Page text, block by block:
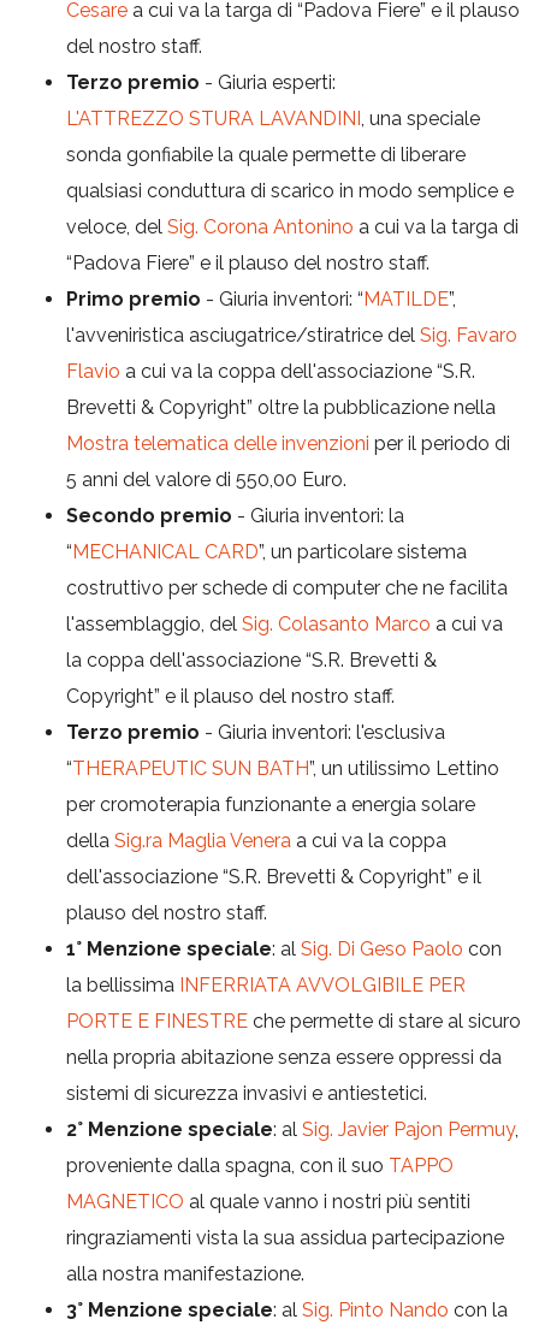
Cesare a cui va la targa di “Padova Fiere” e il plauso
del nostro staff.
Terzo premio - Giuria esperti:
L'ATTREZZO STURA LAVANDINI , una speciale
sonda gonfiabile la quale permette di liberare
qualsiasi conduttura di scarico in modo semplice e
veloce, del Sig. Corona Antonino a cui va la targa di
“Padova Fiere” e il plauso del nostro staff.
Primo premio - Giuria inventori: “MATILDE”,
l'avveniristica asciugatrice/stiratrice del Sig. Favaro
Flavio a cui va la coppa dell'associazione “S.R.
Brevetti & Copyright” oltre la pubblicazione nella
Mostra telematica delle invenzioni per il periodo di
5 anni del valore di 550,00 Euro.
Secondo premio - Giuria inventori: la
“MECHANICAL CARD”, un particolare sistema
costruttivo per schede di computer che ne facilita
l'assemblaggio, del Sig. Colasanto Marco a cui va
la coppa dell'associazione “S.R. Brevetti &
Copyright” e il plauso del nostro staff.
Terzo premio - Giuria inventori: l'esclusiva
“THERAPEUTIC SUN BATH”, un utilissimo Lettino
per cromoterapia funzionante a energia solare
della Sig.ra Maglia Venera a cui va la coppa
dell'associazione “S.R. Brevetti & Copyright” e il
plauso del nostro staff.
1° Menzione speciale: al Sig. Di Geso Paolo con
la bellissima INFERRIATA AVVOLGIBILE PER
PORTE E FINESTRE che permette di stare al sicuro
nella propria abitazione senza essere oppressi da
sistemi di sicurezza invasivi e antiestetici.
2° Menzione speciale: al Sig. Javier Pajon Permuy,
proveniente dalla spagna, con il suo TAPPO
MAGNETICO al quale vanno i nostri più sentiti
ringraziamenti vista la sua assidua partecipazione
alla nostra manifestazione.
3° Menzione speciale: al Sig. Pinto Nando con la